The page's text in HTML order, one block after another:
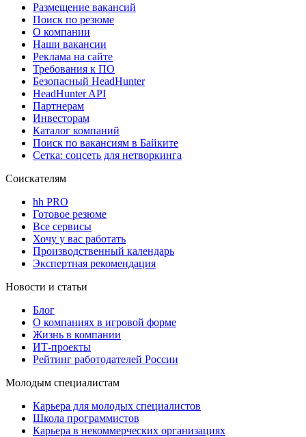
Размещение вакансий
Поиск по резюме
О компании
Наши вакансии
Реклама на сайте
Требования к ПО
Безопасный HeadHunter
HeadHunter API
Партнерам
Инвесторам
Каталог компаний
Поиск по вакансиям в Байките
Сетка: соцсеть для нетворкинга
Соискателям
hh PRO
Готовое резюме
Все сервисы
Хочу у вас работать
Производственный календарь
Экспертная рекомендация
Новости и статьи
Блог
О компаниях в игровой форме
Жизнь в компании
ИТ-проекты
Рейтинг работодателей России
Молодым специалистам
Карьера для молодых специалистов
Школа программистов
Карьера в некоммерческих организациях